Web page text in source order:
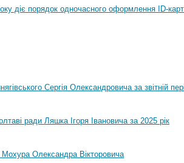
діє порядок одночасного оформлення ID-
Сергія Олександровича за звітній
ради Ляшка Ігоря Івановича за 2025 рік
Мохура Олександра Вікторовича